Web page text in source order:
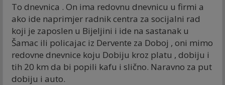
To dnevnica . On ima redovnu dnevnicu u firmi a
ako ide naprimjer radnik centra za socijalni rad
koji je zaposlen u Bijeljini i ide na sastanak u
Šamac ili policajac iz Dervente za Doboj , oni mimo
redovne dnevnice koju Dobiju kroz platu , dobiju i
tih 20 km da bi popili kafu i slično. Naravno za put
dobiju i auto.